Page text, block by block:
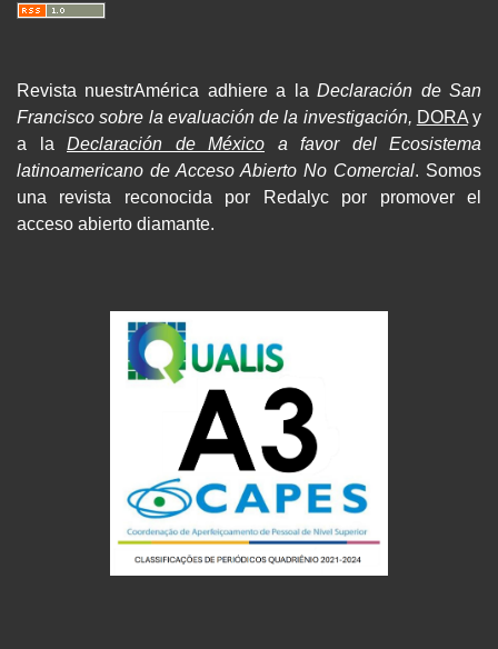
Revista nuestrAmérica adhiere a laDeclaración de San
Francisco sobre la evaluación de la investigación, DORAy
a la Declaración de México a favor del Ecosistema
latinoamericano de Acceso Abierto No Comercial. Somos
una revista reconocida por Redalyc por promover el
acceso abierto diamante.